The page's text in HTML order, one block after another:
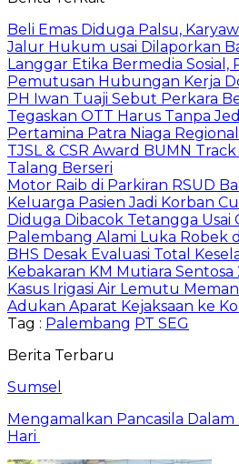
Beli Emas Diduga Palsu,
Jalur Hukum usai Dilaporkan
Langgar Etika Bermedia Sosial,
Pemutusan Hubungan Kerja
PH Iwan Tuaji Sebut Perkara
Tegaskan OTT Harus Tanpa
Pertamina Patra Niaga
TJSL & CSR Award BUMN
Talang Berseri
Motor Raib di Parkiran RSUD
Keluarga Pasien Jadi Korban
Diduga Dibacok Tetangga Usai
Palembang Alami Luka Robek
BHS Desak Evaluasi Total
Kebakaran KM Mutiara Sentosa
Kasus Irigasi Air Lemutu
Adukan Aparat Kejaksaan ke
Tag : Palembang PT SEG
Berita Terbaru
Sumsel
Mengamalkan Pancasila
Hari